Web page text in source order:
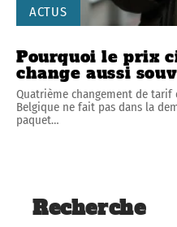
ACTUS
Pourquoi le prix
change aussi
Quatrième changement de
Belgique ne fait pas dans la
paquet…
Recherche